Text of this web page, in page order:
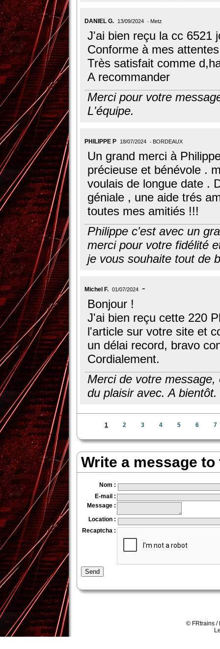
DANIEL G. 13/09/2024 Metz
J'ai bien reçu la cc 6521
Conforme à mes
Très satisfait comme
A recommander
Merci pour votre
L'équipe.
PHILIPPE P 18/07/2024 BORDEAUX
Un grand merci à
précieuse et bénévole .
voulais de longue date .
géniale , une aide trés
toutes mes amitiés !!!
Philippe c'est avec un
merci pour votre fidélité
je vous souhaite tout de
Michel F. 01/07/2024
Bonjour !
J'ai bien reçu cette 220
l'article sur votre site et
un délai record, bravo
Cordialement.
Merci de votre
du plaisir avec. A
1 2 3 4 5 6 7
Write a message
Nom :
E-mail :
Message :
Location :
Recaptcha :
Send
© FRtrains /